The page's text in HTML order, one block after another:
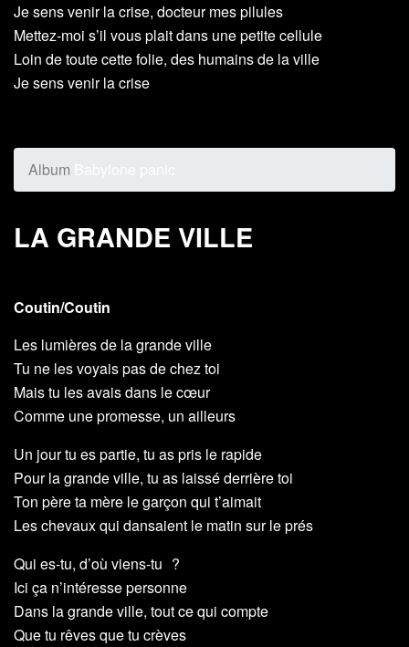
Je sens venir la crise, docteur mes pilules
Mettez-moi s’il vous plait dans une petite cellule
Loin de toute cette folie, des humains de la ville
Je sens venir la crise
Album
LA GRANDE VILLE
Coutin/Coutin
Les lumières de la grande ville
Tu ne les voyais pas de chez toi
Mais tu les avais dans le cœur
Comme une promesse, un ailleurs
Un jour tu es partie, tu as pris le rapide
Pour la grande ville, tu as laissé derrière toi
Ton père ta mère le garçon qui t’aimait
Les chevaux qui dansaient le matin sur le prés
Qui es-tu, d’où viens-tu ?
Ici ça n’intéresse personne
Dans la grande ville, tout ce qui compte
Que tu rêves que tu crèves